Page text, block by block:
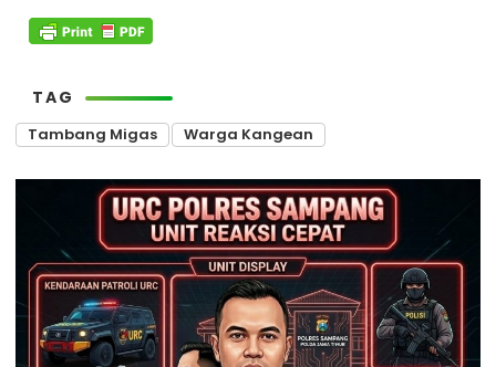
TAG
Tambang Migas Warga Kangean